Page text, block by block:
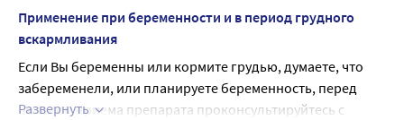
сознание на фоне приема этого препарата, соблюдайте
осторожность при управлении транспортными
Применение при беременности и в период грудного
вскармливания
Если Вы беременны или кормите грудью, думаете, что
забеременели, или планируете беременность, перед
началом приема препарата проконсультируйтесь с
Развернуть